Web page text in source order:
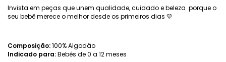
Invista em peças que unem qualidade, cuidado e beleza porque o
seu bebê merece o melhor desde os primeiros dias 💛
Composição:100% Algodão
Indicado para:Bebês de 0 a 12 meses